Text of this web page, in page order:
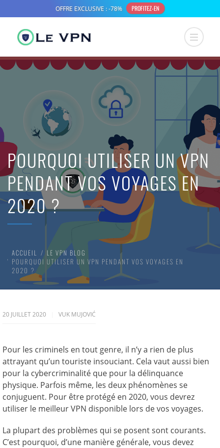
POURQUOI UTILISER UN VPN
PENDANT VOS VOYAGES EN
2020 ?
ACCUEIL
LE VPN BLOG
POURQUOI UTILISER UN VPN PENDANT VOS VOYAGES EN
2020 ?
20 JUILLET 2020 VUK MUJOVIĆ
Pour les criminels en tout genre, il n’y a rien de plus
attrayant qu’un touriste insouciant. Cela vaut aussi bien
pour la cybercriminalité que pour la délinquance
physique. Parfois même, les deux phénomènes se
conjuguent. Pour être protégé en 2020, vous devrez
utiliser le meilleur VPN disponible lors de vos voyages.
La plupart des problèmes qui se posent sont courants.
C’est pourquoi, d’une manière générale, vous devez